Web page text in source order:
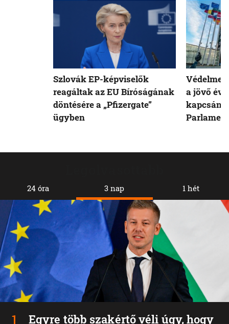
24 óra 3 nap
Egyre több szakértő véli úgy, hogy
1 hét
Szlovák EP-képviselők
reagáltak az EU Bíróságának
döntésére a „Pfizergate”
ügyben
Védelmet
a jövő évi
kapcsán
Parlament